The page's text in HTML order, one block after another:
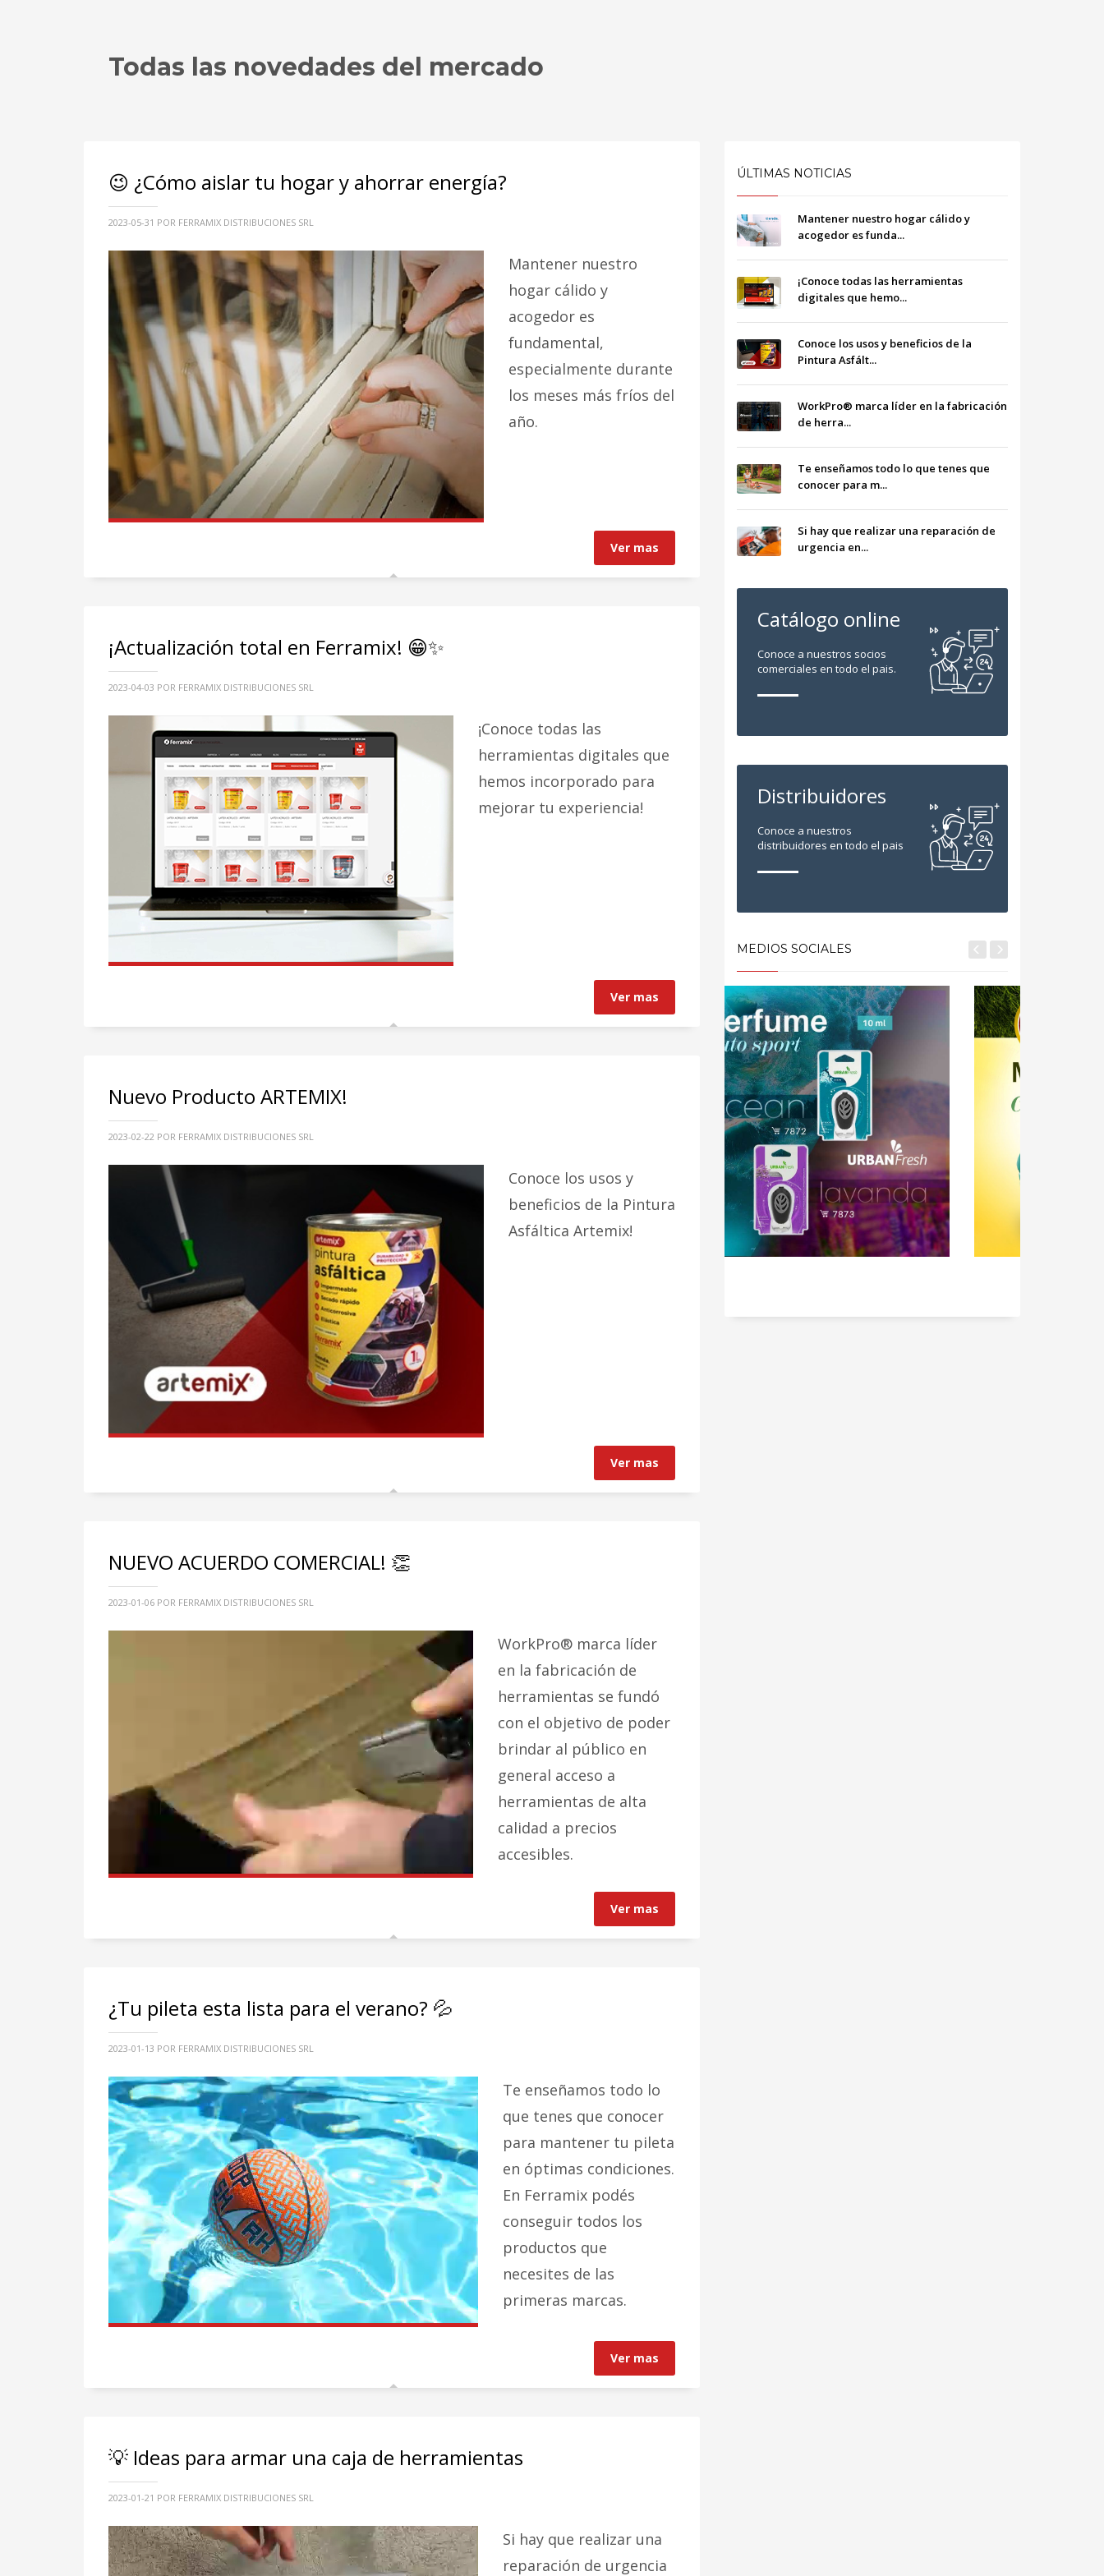
Todas las novedades del mercado
😉 ¿Cómo aislar tu hogar y ahorrar energía?
2023-05-31 POR FERRAMIX DISTRIBUCIONES SRL
Mantener nuestro
hogar cálido y
acogedor es
fundamental,
especialmente durante
los meses más fríos del
año.
Ver mas
¡Actualización total en Ferramix! 😁✨
2023-04-03 POR FERRAMIX DISTRIBUCIONES SRL
¡Conoce todas las
herramientas digitales que
hemos incorporado para
mejorar tu experiencia!
Ver mas
Nuevo Producto ARTEMIX!
2023-02-22 POR FERRAMIX DISTRIBUCIONES SRL
Conoce los usos y
beneficios de la Pintura
Asfáltica Artemix!
Ver mas
NUEVO ACUERDO COMERCIAL! 👏
2023-01-06 POR FERRAMIX DISTRIBUCIONES SRL
WorkPro® marca líder
en la fabricación de
herramientas se fundó
con el objetivo de poder
brindar al público en
general acceso a
herramientas de alta
calidad a precios
accesibles.
Ver mas
¿Tu pileta esta lista para el verano? 💦
2023-01-13 POR FERRAMIX DISTRIBUCIONES SRL
Te enseñamos todo lo
que tenes que conocer
para mantener tu pileta
en óptimas condiciones.
En Ferramix podés
conseguir todos los
productos que
necesites de las
primeras marcas.
Ver mas
💡 Ideas para armar una caja de herramientas
2023-01-21 POR FERRAMIX DISTRIBUCIONES SRL
Si hay que realizar una
reparación de urgencia
ÚLTIMAS NOTICIAS
Mantener nuestro hogar cálido y
acogedor es funda...
¡Conoce todas las herramientas
digitales que hemo...
Conoce los usos y beneficios de la
Pintura Asfált...
WorkPro® marca líder en la fabricación
de herra...
Te enseñamos todo lo que tenes que
conocer para m...
Si hay que realizar una reparación de
urgencia en...
Catálogo online
Conoce a nuestros socios
comerciales en todo el pais.
Distribuidores
Conoce a nuestros
distribuidores en todo el pais
MEDIOS SOCIALES